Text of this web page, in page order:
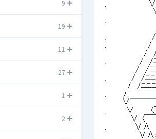
9
19
11
27
1
2
.　　　　
∨∧二二二
.　　　　 　
/　＿＿＿
.　　　　　
.　 　 　 　
/　/ﾆﾆﾆﾆﾆ
.　 　 　 　
/　/ﾆﾆﾆﾆﾆ
.　 　 　 /
/　/ﾆﾆﾆﾆﾆ
.　 　 /　　
∨￣￣￣￣
.　　　 ∨　　
∨ 〈￣￣￣
.　　　 　 ∨∧　